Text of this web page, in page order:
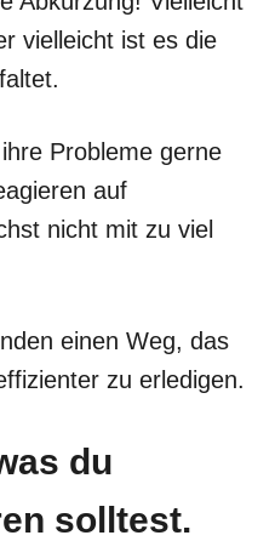
vielleicht ist es die
Probleme gerne
auf
nicht mit zu viel
einen Weg, das
zu erledigen.
du
solltest.